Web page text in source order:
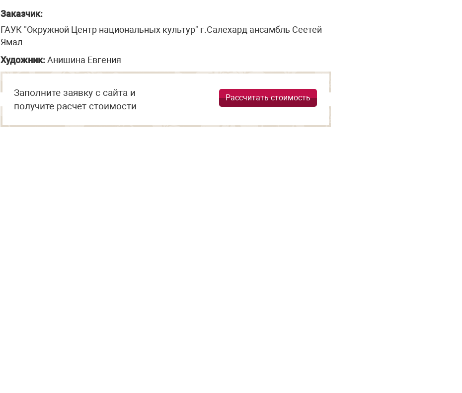
Заказчик:
ГАУК "Окружной Центр национальных культур" г.Салехард ансамбль Сеетей
Ямал
Художник:Анишина Евгения
Заполните заявку с сайта и
получите расчет стоимости
Рассчитать стоимость